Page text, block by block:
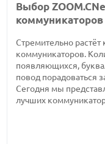
Выбор
коммуникаторов
Стремительно
коммуникаторов.
появляющихся,
повод порадоваться
Сегодня мы
лучших